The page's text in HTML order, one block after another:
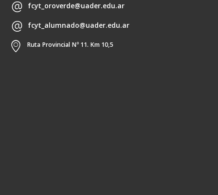
fcyt_oroverde@uader.edu.ar
fcyt_alumnado@uader.edu.ar
Ruta Provincial Nº 11. Km 10,5